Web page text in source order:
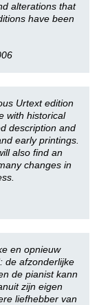
alterations that
have been
Urtext edition
with historical
description and
early printings.
also find an
changes in
en opnieuw
de afzonderlijke
de pianist kann
zijn eigen
liefhebber van